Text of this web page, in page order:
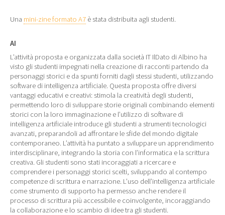
Una mini-zine formato A7 è stata distribuita agli studenti.
AI
L’attività proposta e organizzata dalla società IT IlDato di Albino ha
visto gli studenti impegnati nella creazione di racconti partendo da
personaggi storici e da spunti forniti dagli stessi studenti, utilizzando
software di intelligenza artificiale. Questa proposta offre diversi
vantaggi educativi e creativi: stimola la creatività degli studenti,
permettendo loro di sviluppare storie originali combinando elementi
storici con la loro immaginazione e l’utilizzo di software di
intelligenza artificiale introduce gli studenti a strumenti tecnologici
avanzati, preparandoli ad affrontare le sfide del mondo digitale
contemporaneo. L’attività ha puntato a sviluppare un apprendimento
interdisciplinare, integrando la storia con l’informatica e la scrittura
creativa. Gli studenti sono stati incoraggiati a ricercare e
comprendere i personaggi storici scelti, sviluppando al contempo
competenze di scrittura e narrazione. L’uso dell’intelligenza artificiale
come strumento di supporto ha permesso anche rendere il
processo di scrittura più accessibile e coinvolgente, incoraggiando
la collaborazione e lo scambio di idee tra gli studenti.